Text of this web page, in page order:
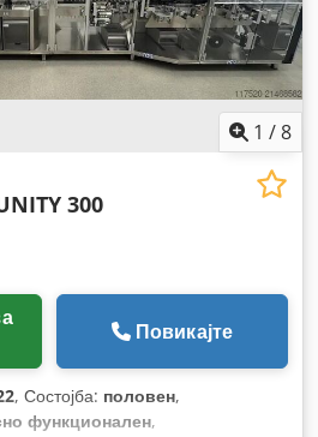
1 /8
300
Повикајте
, Состојба: половен,
функционален,